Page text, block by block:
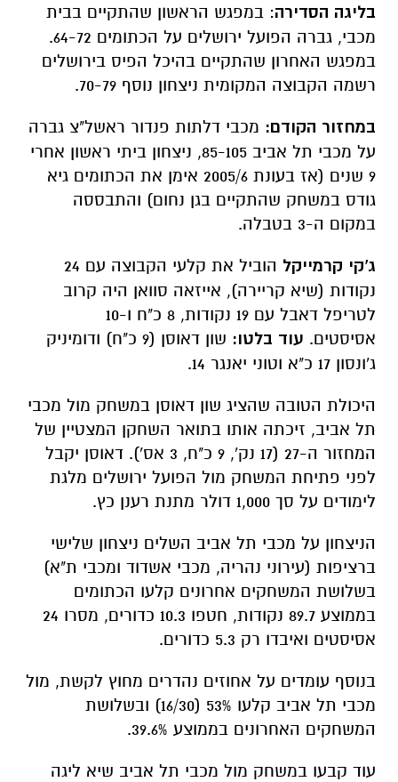
בליגה הסדירה: במפגש הראשון שהתקיים בבית
מכבי, גברה הפועל ירושלים על הכתומים 64-72.
במפגש האחרון שהתקיים בהיכל הפיס בירושלים
רשמה הקבוצה המקומית ניצחון נוסף 70-79.
במחזור הקודם: מכבי דלתות פנדור ראשל"צ גברה
על מכבי תל אביב 85-105, ניצחון ביתי ראשון אחרי
9 שנים (אז בעונת 2005/6 אימן את הכתומים גיא
גודס במשחק שהתקיים בגן נחום) והתבססה
במקום ה-3 בטבלה.
ג'קי קרמייקל
הוביל את קלעי הקבוצה עם 24
נקודות (שיא קריירה), אייזאה סוואן היה קרוב
לטריפל דאבל עם 19 נקודות, 8 כ"ח ו-10
אסיסטים. עוד בלטו:
שון דאוסן (9 כ"ח) ודומיניק
ג'ונסון 17 כ"א וטוני יאנגר 14.
היכולת הטובה שהציג שון דאוסן במשחק מול מכבי
תל אביב, זיכתה אותו בתואר השחקן המצטיין של
המחזור ה-27 (17 נק', 9 כ"ח, 3 אס'). דאוסן יקבל
לפני פתיחת המשחק מול הפועל ירושלים מלגת
לימודים על סך 1,000 דולר מתנת רענן כץ.
הניצחון על מכבי תל אביב השלים ניצחון שלישי
ברציפות (עירוני נהריה, מכבי אשדוד ומכבי ת"א)
בשלושת המשחקים אחרונים קלעו הכתומים
בממוצע 89.7 נקודות, חטפו 10.3 כדורים, מסרו 24
אסיסטים ואיבדו רק 5.3 כדורים.
בנוסף עומדים על אחוזים נהדרים מחוץ לקשת, מול
מכבי תל אביב קלעו 53% (16/30) ובשלושת
המשחקים האחרונים בממוצע 39.6%.
עוד קבעו במשחק מול מכבי תל אביב שיא ליגה